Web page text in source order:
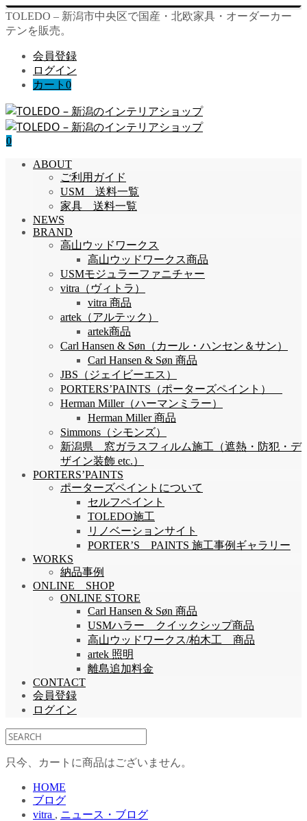
TOLEDO – 新潟市中央区で国産・北欧家具・オーダーカー
テンを販売。
会員登録
ログイン
カート 0
0
ABOUT
ご利用ガイド
USM 送料一覧
家具 送料一覧
NEWS
BRAND
高山ウッドワークス
高山ウッドワークス商品
USMモジュラーファニチャー
vitra（ヴィトラ）
vitra 商品
artek（アルテック）
artek商品
Carl Hansen & Søn（カール・ハンセン＆サン）
Carl Hansen & Søn 商品
JBS（ジェイビーエス）
PORTERS’PAINTS（ポーターズペイント）
Herman Miller（ハーマンミラー）
Herman Miller 商品
Simmons（シモンズ）
新潟県 窓ガラスフィルム施工（遮熱・防犯・デ
ザイン装飾 etc.）
PORTERS’PAINTS
ポーターズペイントについて
セルフペイント
TOLEDO施工
リノベーションサイト
PORTER’S PAINTS 施工事例ギャラリー
WORKS
納品事例
ONLINE SHOP
ONLINE STORE
Carl Hansen & Søn 商品
USMハラー クイックシップ商品
高山ウッドワークス/柏木工 商品
artek 照明
離島追加料金
CONTACT
会員登録
ログイン
只今、カートに商品はございません。
HOME
ブログ
vitra , ニュース・ブログ